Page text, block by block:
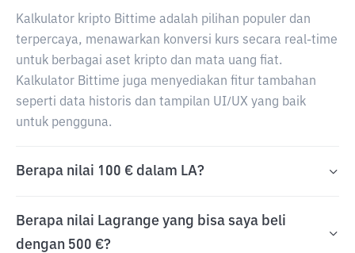
Kalkulator kripto Bittime adalah pilihan populer dan
terpercaya, menawarkan konversi kurs secara real-time
untuk berbagai aset kripto dan mata uang fiat.
Kalkulator Bittime juga menyediakan fitur tambahan
seperti data historis dan tampilan UI/UX yang baik
untuk pengguna.
Berapa nilai 100 € dalam LA?
Berapa nilai Lagrange yang bisa saya beli
dengan 500 €?